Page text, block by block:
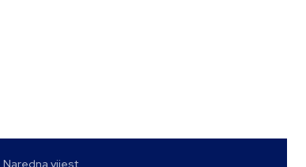
Naredna vijest